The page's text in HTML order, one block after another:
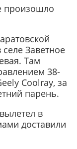
произошло
селе Заветное
Там
38-
Coolray, за
парень.
в
доставили